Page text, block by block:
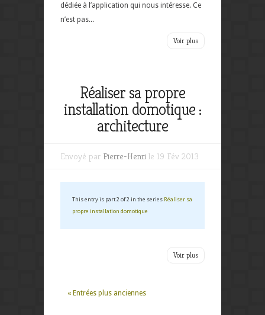
dédiée à l’application qui nous intéresse. Ce
n’est pas...
Voir plus
Réaliser sa propre
installation domotique :
architecture
Envoyé par Pierre-Henri le 19 Fév 2013
This entry is part 2 of 2 in the series Réaliser sa
propre installation domotique
Voir plus
« Entrées plus anciennes